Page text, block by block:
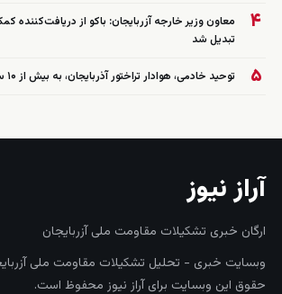
۴
معاون وزیر خارجه آزربایجان: باکو از دریافت‌کننده
تبدیل شد
۵ توحید خادمی، هوادار تراختور آذربایجان، به بیش از ۱۰ سال حبس محکوم شد
آراز نیوز
ارگان خبری تشکیلات مقاومت ملی آزربایجان
وبسایت خبری - تحلیل تشکیلات مقاومت ملی
حقوق این وبسایت برای آراز نیوز محفوظ است.